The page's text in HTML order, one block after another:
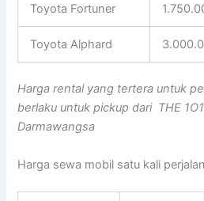
Toyota Fortuner
Toyota Alphard
Harga rental yang tertera untuk
berlaku untuk pickup dari THE
Darmawangsa
Harga sewa mobil satu kali